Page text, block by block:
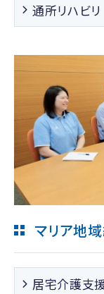
通所リハビリ
マリア地
居宅介護支援